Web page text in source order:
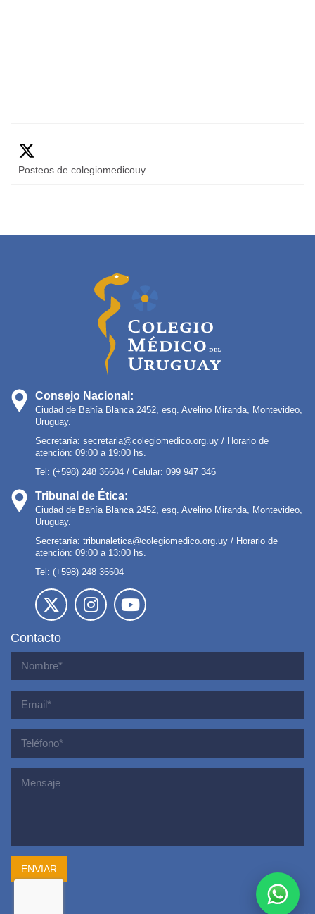
Posteos de colegiomedicouy
Consejo Nacional:
Ciudad de Bahía Blanca 2452, esq. Avelino Miranda, Montevideo,
Uruguay.
Secretaría: secretaria@colegiomedico.org.uy / Horario de
atención: 09:00 a 19:00 hs.
Tel: (+598) 248 36604 / Celular: 099 947 346
Tribunal de Ética:
Ciudad de Bahía Blanca 2452, esq. Avelino Miranda, Montevideo,
Uruguay.
Secretaría: tribunaletica@colegiomedico.org.uy / Horario de
atención: 09:00 a 13:00 hs.
Tel: (+598) 248 36604
Contacto